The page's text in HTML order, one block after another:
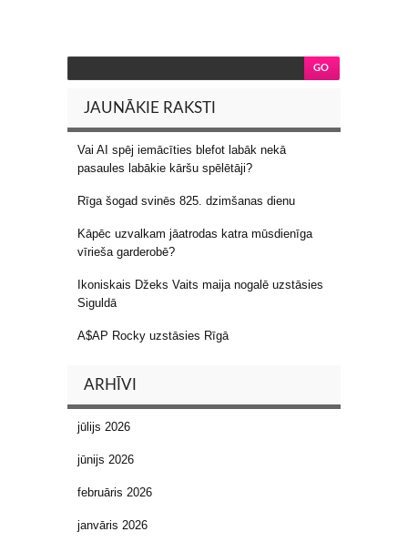
JAUNĀKIE RAKSTI
Vai AI spēj iemācīties blefot labāk nekā
pasaules labākie kāršu spēlētāji?
Rīga šogad svinēs 825. dzimšanas dienu
Kāpēc uzvalkam jāatrodas katra mūsdienīga
vīrieša garderobē?
Ikoniskais Džeks Vaits maija nogalē uzstāsies
Siguldā
A$AP Rocky uzstāsies Rīgā
ARHĪVI
jūlijs 2026
jūnijs 2026
februāris 2026
janvāris 2026